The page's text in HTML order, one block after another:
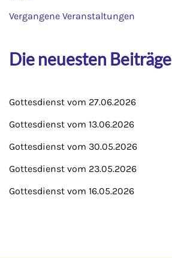
Vergangene Veranstaltungen
Die neuesten Beiträge
Gottesdienst vom 27.06.2026
Gottesdienst vom 13.06.2026
Gottesdienst vom 30.05.2026
Gottesdienst vom 23.05.2026
Gottesdienst vom 16.05.2026